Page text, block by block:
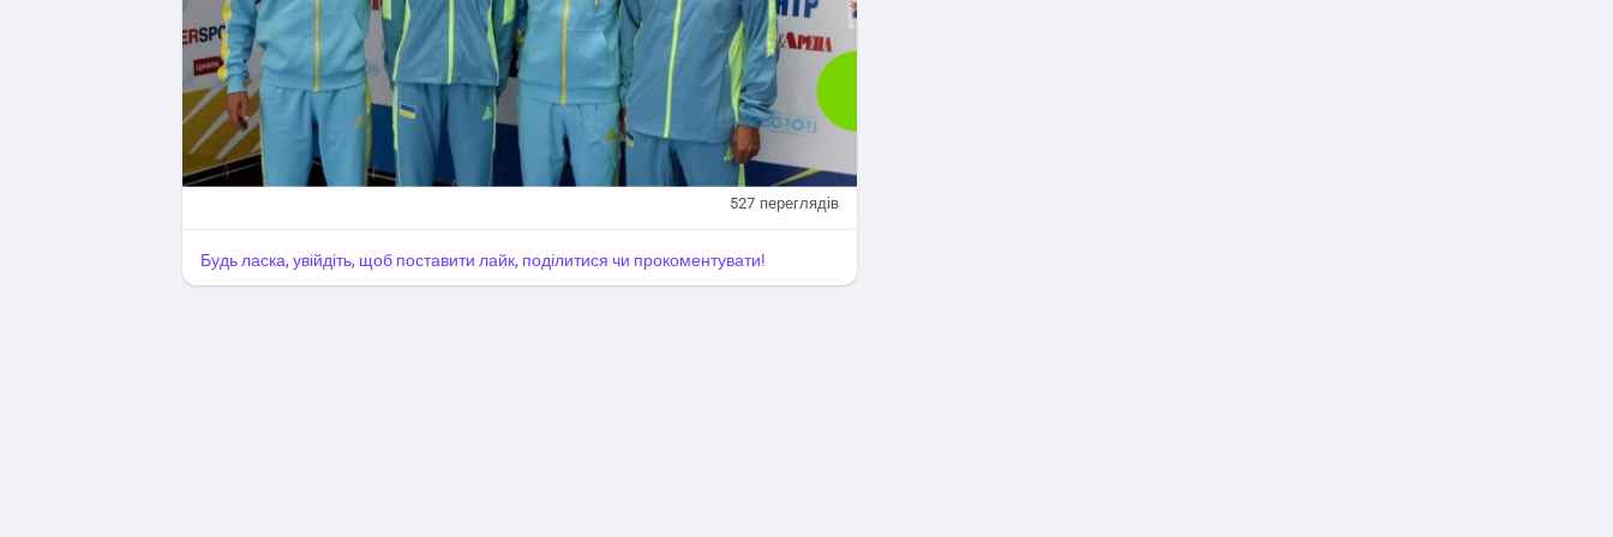
У планах збірної на прийдешній сезон — виступи на переважній більшості
етапів Кубка світу, додає Бощук.
#спорт @sports#Український_спорт #Ukrainian_sport
#спорт_sports
#brovarysport@brovarysport
ВСІ НОВИНИ СПОРТУ НА: https://t.me/brovarysport
527 переглядів
Будь ласка, увійдіть, щоб поставити лайк, поділитися чи прокоментувати!